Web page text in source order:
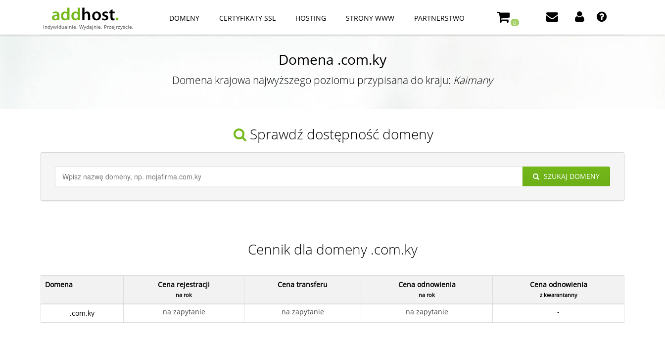
Indywidualnie. Wydajnie. Przejrzyście.
DOMENY CERTYFIKATY SSL HOSTING STRONY WWW PARTNERSTWO 0
Domena .com.ky
Domena krajowa najwyższego poziomu przypisana do kraju: Kaimany
Sprawdź dostępność domeny
SZUKAJ DOMENY
Cennik dla domeny .com.ky
Domena Cena rejestracji
na rok
Cena transferu Cena odnowienia
na rok
Cena odnowienia
z kwarantanny
.com.ky na zapytanie na zapytanie na zapytanie -